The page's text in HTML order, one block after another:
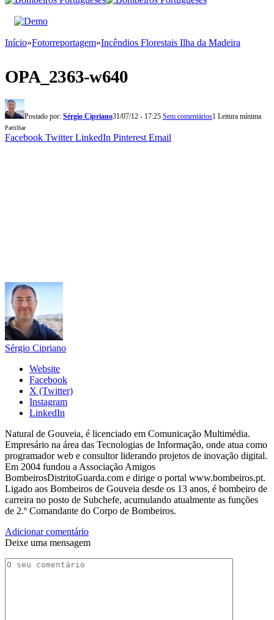
Início»Fotorreportagem»Incêndios Florestais Ilha da Madeira
OPA_2363-w640
Postado por: Sérgio Cipriano31/07/12 - 17:25 Sem comentários1 Leitura mínima
Partilhar
Facebook Twitter LinkedIn Pinterest Email
Sérgio Cipriano
Website
Facebook
X (Twitter)
Instagram
LinkedIn
Natural de Gouveia, é licenciado em Comunicação Multimédia.
Empresário na área das Tecnologias de Informação, onde atua como
programador web e consultor liderando projetos de inovação digital.
Em 2004 fundou a Associação Amigos
BombeirosDistritoGuarda.com e dirige o portal www.bombeiros.pt.
Ligado aos Bombeiros de Gouveia desde os 13 anos, é bombeiro de
carreira no posto de Subchefe, acumulando atualmente as funções
de 2.º Comandante do Corpo de Bombeiros.
Adicionar comentário
Deixe uma mensagem